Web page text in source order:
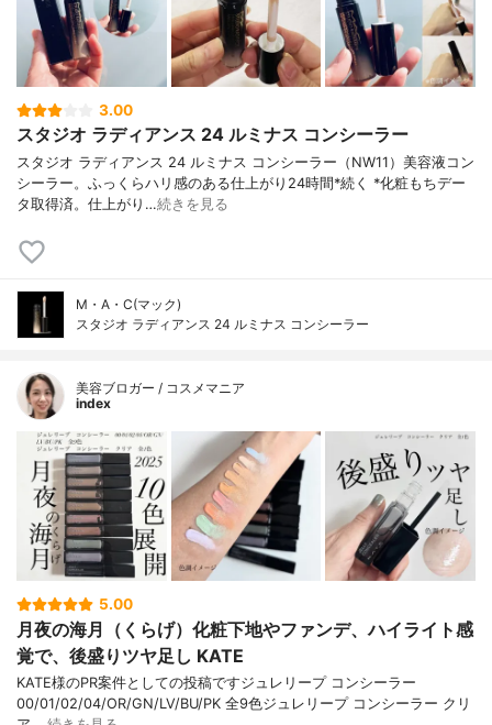
3.00
スタジオ ラディアンス 24 ルミナス コンシーラー
スタジオ ラディアンス 24 ルミナス コンシーラー（NW11）美容液コン
シーラー。ふっくらハリ感のある仕上がり24時間*続く *化粧もちデー
タ取得済。仕上がり…続きを見る
M・A・C(マック)
スタジオ ラディアンス 24 ルミナス コンシーラー
美容ブロガー / コスメマニア
index
5.00
月夜の海月（くらげ）化粧下地やファンデ、ハイライト感
覚で、後盛りツヤ足し KATE
KATE様のPR案件としての投稿ですジュレリープ コンシーラー
00/01/02/04/OR/GN/LV/BU/PK 全9色ジュレリープ コンシーラー クリ